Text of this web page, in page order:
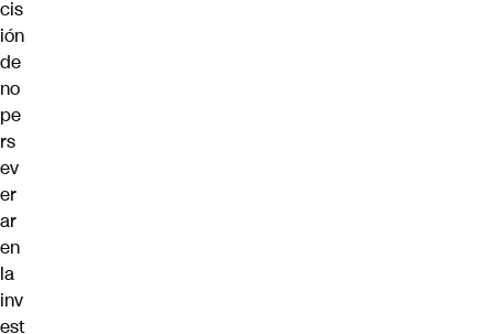
cis
ión
de
no
pe
rs
ev
er
ar
en
la
inv
est